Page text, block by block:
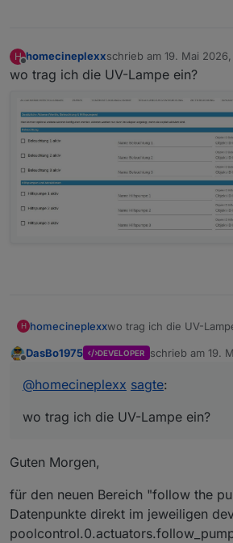
H
Offline
homecineplexxschrieb am 19. Mai
zuletzt editiert von
wo trag ich die UV-Lampe ein?
H homecineplexxwo trag ich die UV-
DasBo1975 DEVELOPER schrieb am 19.
zuletzt editiert
@homecineplexx sagte:
wo trag ich die UV-Lampe ein?
Guten Morgen,
für den neuen Bereich "follow the
Datenpunkte direkt im jeweiligen